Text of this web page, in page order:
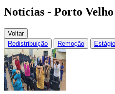
Notícias - Porto
Voltar
Redistribuição
Remoção Estágio